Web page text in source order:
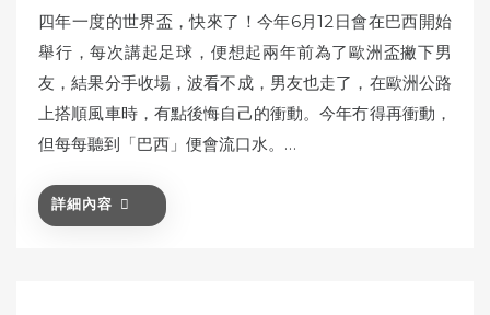
四年一度的世界盃，快來了！今年6月12日會在巴西開始
舉行，每次講起足球，便想起兩年前為了歐洲盃撇下男
友，結果分手收場，波看不成，男友也走了，在歐洲公路
上搭順風車時，有點後悔自己的衝動。今年冇得再衝動，
但每每聽到「巴西」便會流口水。…
詳細內容